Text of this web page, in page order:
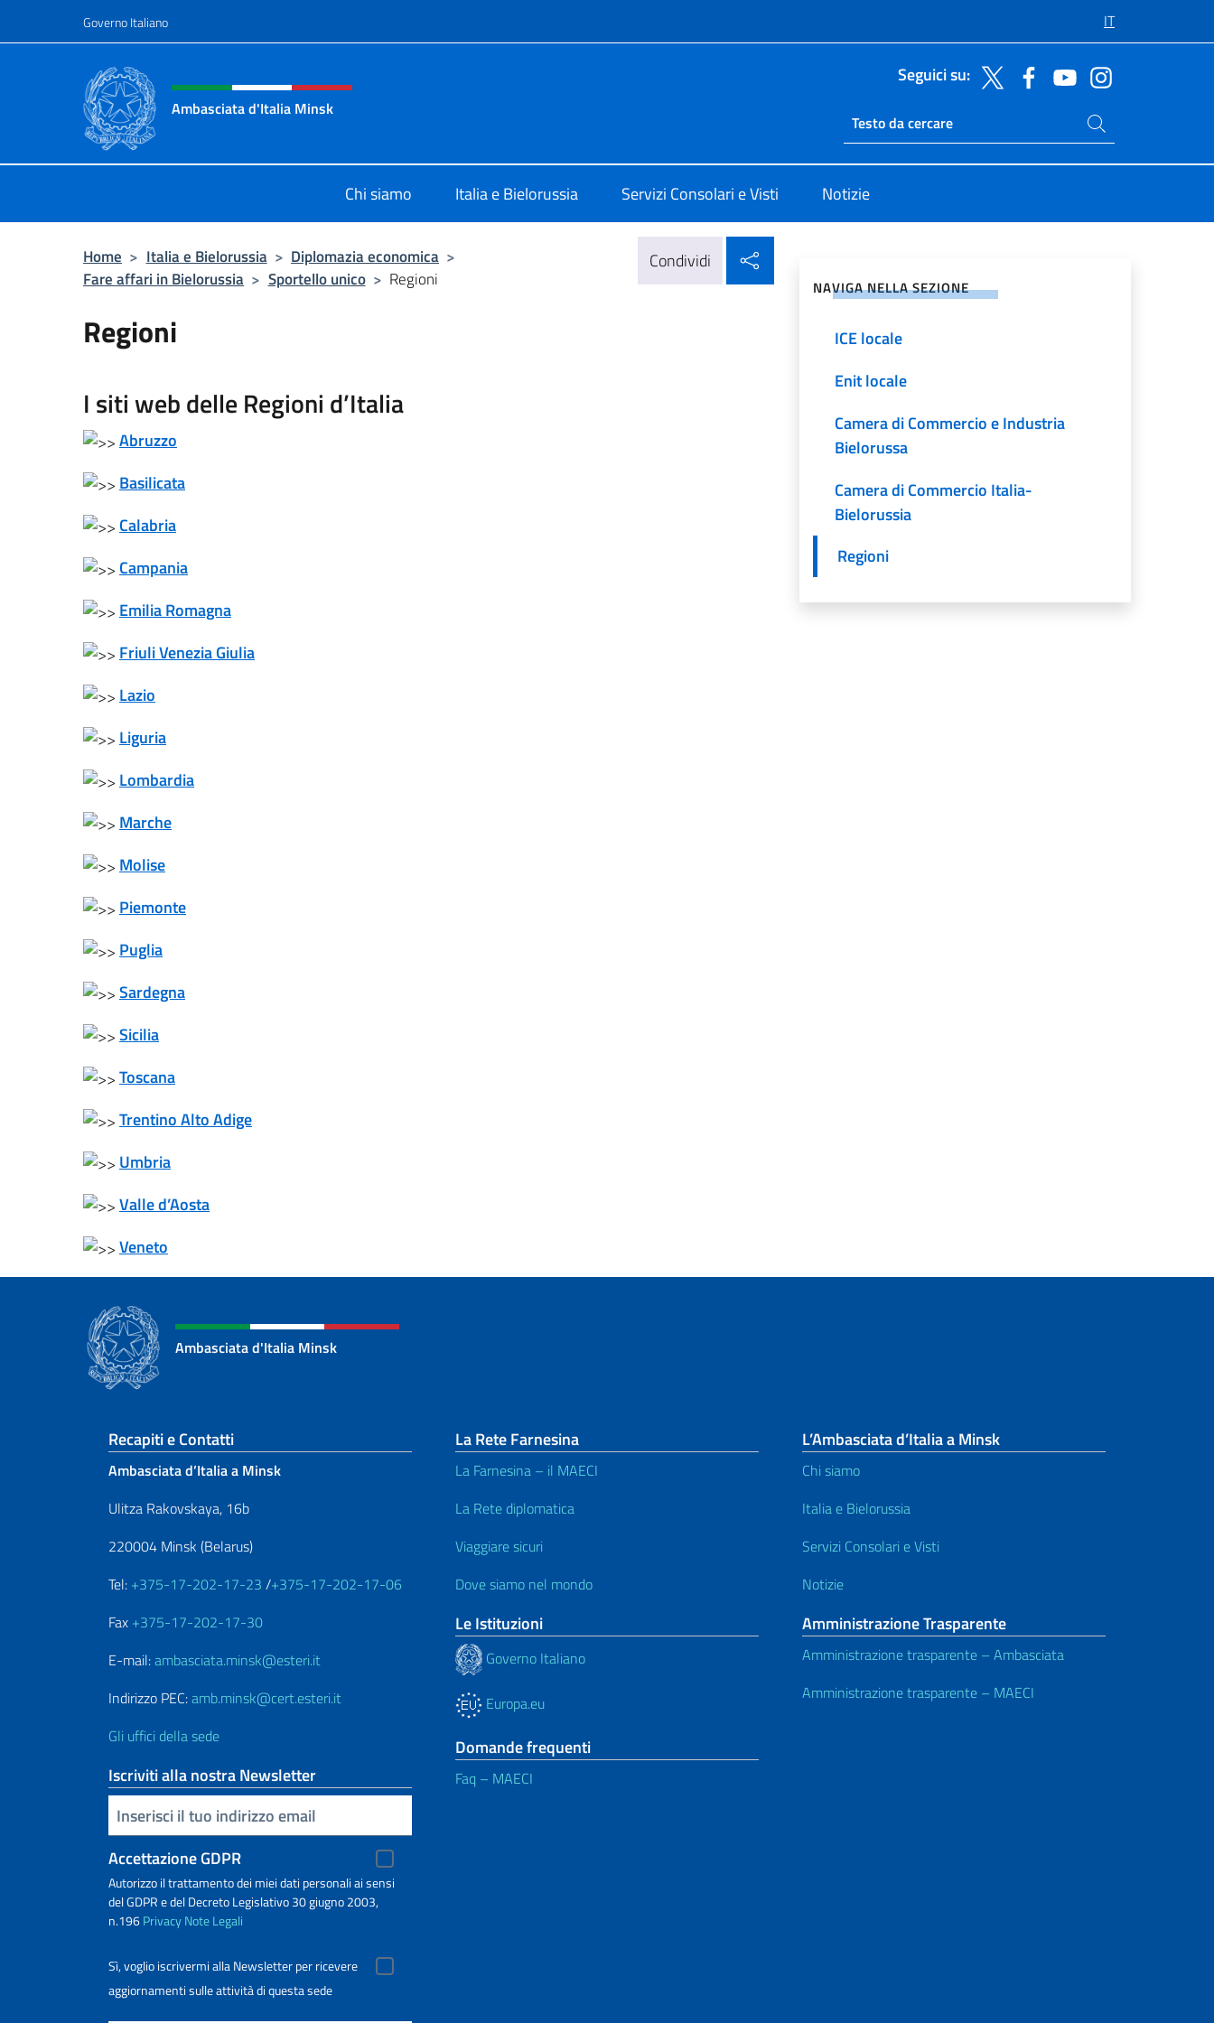
Governo Italiano IT
Intestazione sito, social e menù
Ambasciata d'Italia Minsk
Seguici su:
Ricerca sito live
Cerca nel sito
Chi siamo Italia e Bielorussia Servizi Consolari e Visti Notizie
Home > Italia e Bielorussia > Diplomazia economica >
Fare affari in Bielorussia > Sportello unico > Regioni
Condividi
Regioni
I siti webdelle Regioni d’Italia
Abruzzo
Basilicata
Calabria
Campania
Emilia Romagna
Friuli Venezia Giulia
Lazio
Liguria
Lombardia
Marche
Molise
Piemonte
Puglia
Sardegna
Sicilia
Toscana
Trentino Alto Adige
Umbria
Valle d’Aosta
Veneto
NAVIGA NELLA SEZIONE
ICE locale
Enit locale
Camera di Commercio e Industria
Bielorussa
Camera di Commercio Italia-
Bielorussia
Regioni
Ambasciata d'Italia Minsk
Sezione footer
Recapiti e Contatti
Ambasciata d’Italia a Minsk
Ulitza Rakovskaya, 16b
220004 Minsk (Belarus)
Tel: +375-17-202-17-23 /+375-17-202-17-06
Fax +375-17-202-17-30
E-mail:ambasciata.minsk@esteri.it
Indirizzo PEC:amb.minsk@cert.esteri.it
Gli uffici della sede
Iscriviti alla nostra Newsletter
Inserisci la tua email
Accettazione GDPR
Autorizzo il trattamento dei miei dati personali ai sensi
del GDPR e del Decreto Legislativo 30 giugno 2003,
n.196PrivacyNote Legali
Sì, voglio iscrivermi alla Newsletter per ricevere
aggiornamenti sulle attività di questa sede
La Rete Farnesina
La Farnesina – il MAECI
La Rete diplomatica
Viaggiare sicuri
Dove siamo nel mondo
Le Istituzioni
Governo Italiano
Europa.eu
Domande frequenti
Faq – MAECI
L’Ambasciata d’Italia a Minsk
Chi siamo
Italia e Bielorussia
Servizi Consolari e Visti
Notizie
Amministrazione Trasparente
Amministrazione trasparente – Ambasciata
Amministrazione trasparente – MAECI